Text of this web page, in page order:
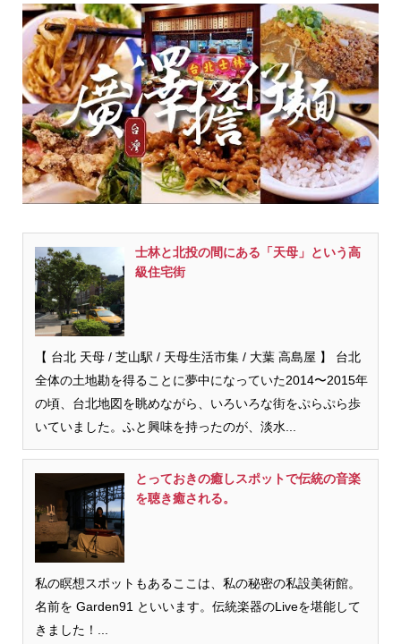
士林と北投の間にある「天母」という高
級住宅街
【 台北 天母 / 芝山駅 / 天母生活市集 / 大葉 高島屋 】 台北
全体の土地勘を得ることに夢中になっていた2014〜2015年
の頃、台北地図を眺めながら、いろいろな街をぷらぷら歩
いていました。ふと興味を持ったのが、淡水...
とっておきの癒しスポットで伝統の音楽
を聴き癒される。
私の瞑想スポットもあるここは、私の秘密の私設美術館。
名前を Garden91 といいます。伝統楽器のLiveを堪能して
きました！...